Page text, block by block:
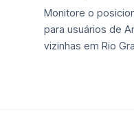
Monitore o
para usuários de
vizinhas em Rio